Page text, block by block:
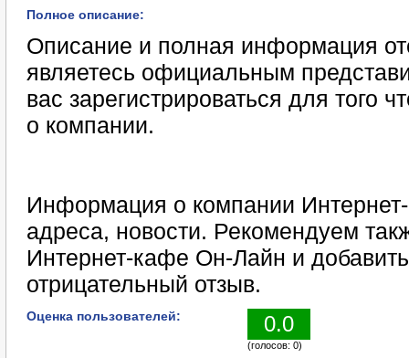
Полное описание:
Описание и полная информация
являетесь официальным
вас зарегистрироваться для того
о компании.
Информация о компании
адреса, новости. Рекомендуем
Интернет-кафе Он-Лайн и
отрицательный отзыв.
Оценка пользователей: 0.0
(голосов: 0)